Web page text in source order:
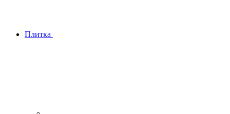
Плитка